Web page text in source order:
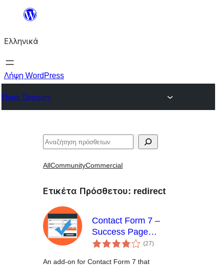
Μετάβαση
περιεχόμενο
Ελληνικά
Λήψη WordPress
Plugin Directory
Αναζήτηση
AllCommunityCommercial
Ετικέτα Πρόσθετου: redirect
Contact Form 7 –
Success Page
Redirects
(27αξιολογήσεις
σύνολο
)
An add-on for Contact Form 7 that